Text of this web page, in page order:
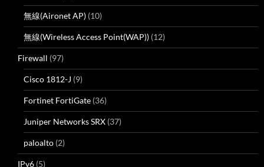
無線(Aironet AP) (10)
無線(Wireless Access Point(WAP)) (12)
Firewall (97)
Cisco 1812-J (9)
Fortinet FortiGate (36)
Juniper Networks SRX (37)
paloalto (2)
IPv6 (5)